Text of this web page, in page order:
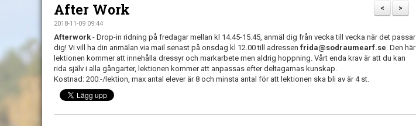
>
<
After Work
2018-11-09 09:44
Afterwork - Drop-in ridning på fredagar mellan kl 14.45-15.45, anmäl dig från vecka till vecka när det passar
dig! Vi vill ha din anmälan via mail senast på onsdag kl 12.00 till adressen frida@sodraumearf.se. Den här
lektionen kommer att innehålla dressyr och markarbete men aldrig hoppning. Vårt enda krav är att du kan
rida själv i alla gångarter, lektionen kommer att anpassas efter deltagarnas kunskap.
Kostnad: 200:-/lektion, max antal elever är 8 och minsta antal för att lektionen ska bli av är 4 st.